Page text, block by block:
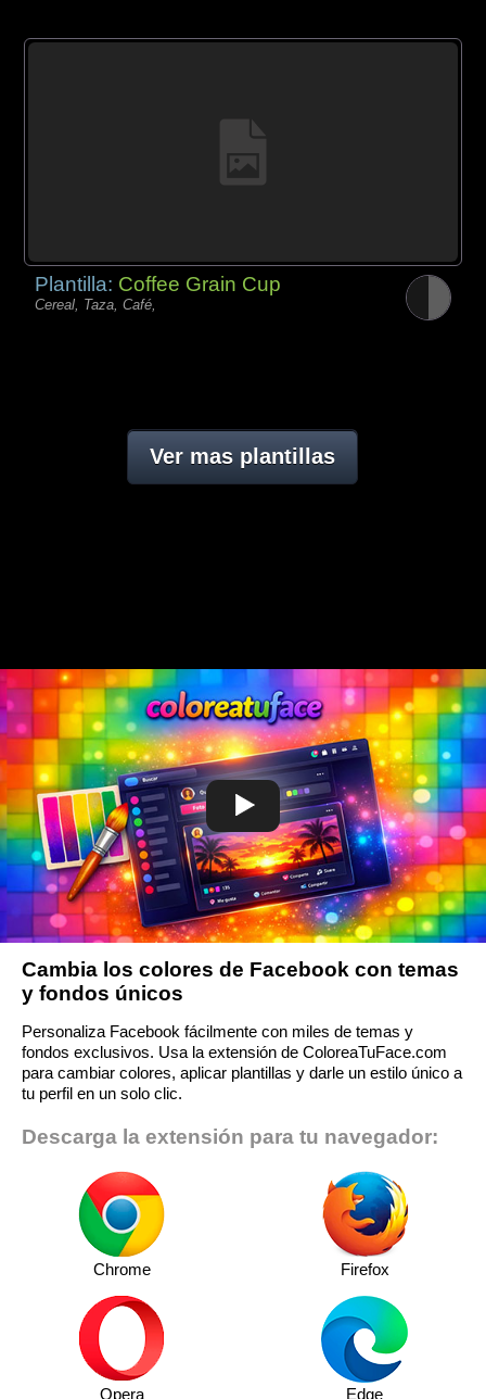
Plantilla: Coffee Grain Cup
Cereal, Taza, Café,
Ver mas plantillas
Cambia los colores de Facebook con temas
y fondos únicos
Personaliza Facebook fácilmente con miles de temas y
fondos exclusivos. Usa la extensión de ColoreaTuFace.com
para cambiar colores, aplicar plantillas y darle un estilo único a
tu perfil en un solo clic.
Descarga la extensión para tu navegador:
Chrome Firefox
Opera Edge